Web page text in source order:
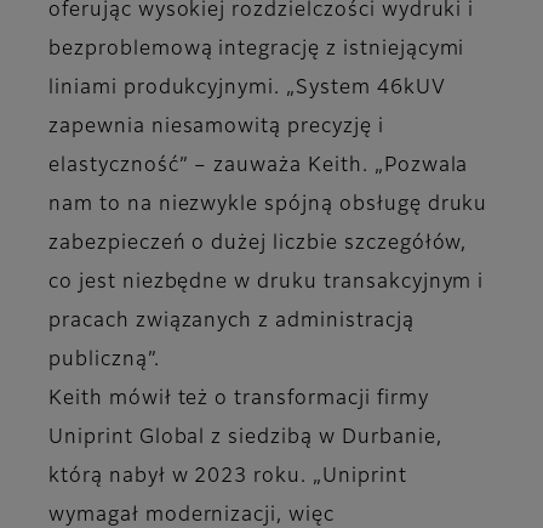
oferując wysokiej rozdzielczości wydruki i
bezproblemową integrację z istniejącymi
liniami produkcyjnymi. „System 46kUV
zapewnia niesamowitą precyzję i
elastyczność” – zauważa Keith. „Pozwala
nam to na niezwykle spójną obsługę druku
zabezpieczeń o dużej liczbie szczegółów,
co jest niezbędne w druku transakcyjnym i
pracach związanych z administracją
publiczną”.
Keith mówił też o transformacji firmy
Uniprint Global z siedzibą w Durbanie,
którą nabył w 2023 roku. „Uniprint
wymagał modernizacji, więc